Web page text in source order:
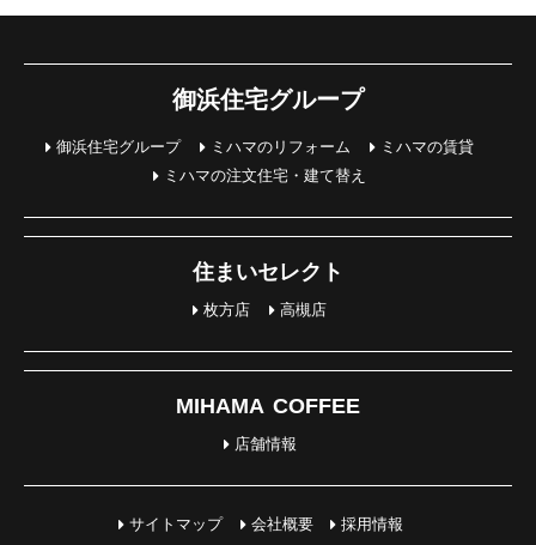
御浜住宅グループ
御浜住宅グループ ミハマのリフォーム
ミハマの賃貸
ミハマの注文住宅・建て替え
住まいセレクト
枚方店 高槻店
MIHAMA COFFEE
店舗情報
サイトマップ 会社概要 採用情報